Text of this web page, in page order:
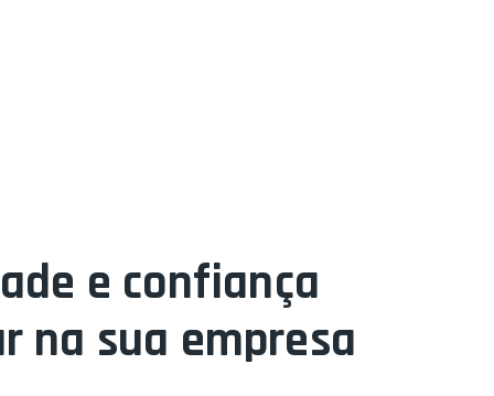
e confiança
na sua empresa